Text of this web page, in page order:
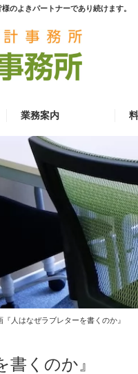
のよきパートナーであり続けます。
業務案内
『人はなぜラブレターを書くのか』
くのか』